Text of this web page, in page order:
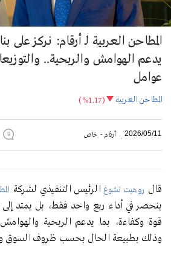
المطاحن العربية لـ أرقام: نركز على
يدعم الهوامش والربحية..
عوامل
المطاحن العربية (%1.17)
2026/05/11 أرقام - خاص 9
قال روهيت تشوغ الرئيس التنفيذي لشركة
ينحصر في أداء ربع واحد فقط، بل يمتد إلى
قوة وكفاءة، بما يدعم الربحية والهوامش
وذلك بطبيعة الحال بحسب ظروف السوق